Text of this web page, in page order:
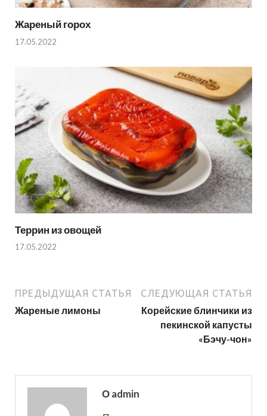
Жареный горох
17.05.2022
Террин из овощей
17.05.2022
ПРЕДЫДУЩАЯ СТАТЬЯ
Жареные лимоны
СЛЕДУЮЩАЯ СТАТЬЯ
Корейские блинчики из
пекинской капусты
«Бэчу-чон»
О admin